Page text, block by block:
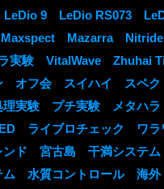
LeDio 9 LeDio RS073
Maxspect Mazarra Nitride
実験
VitalWave Zhuhai
オフ会 スイハイ スペク
理実験
プチ実験 メタハラ
ライブロチェック ワラ
ンド
宮古島 干満システム
ム
水質コントロール 海外